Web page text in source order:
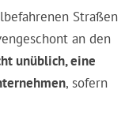
Straßen
an den
unüblich, eine
, sofern